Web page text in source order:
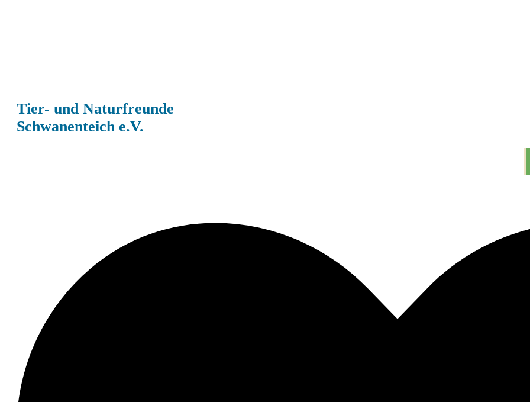
Tier- und Naturfreunde
Schwanenteich e.V.